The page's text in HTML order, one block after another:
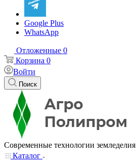
Google Plus
WhatsApp
Отложенные 0
Корзина 0
Войти
Поиск
Современные технологии земледелия
Каталог